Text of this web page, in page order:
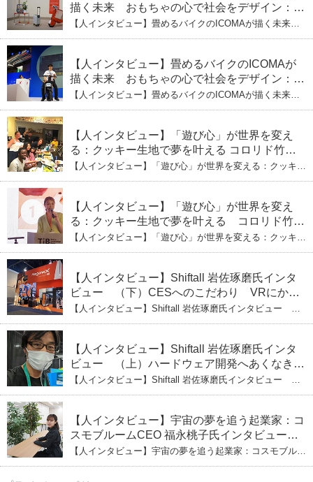
描く未来 おもちゃの心で社会をデザイン：株
式会社ICOMAの代表取締役・生駒崇光
（下）おもちゃで社会を変える、「トイボック
【人インタビュー】畳めるバイクのICOMAが描く未来
イボックス」というデザインメソッド
【人インタビュー】畳めるバイクのICOMAが
描く未来 おもちゃの心で社会をデザイン：株
式会社ICOMAの代表取締役・生駒崇光
（上）「変形」に魅せられたデザイナーの軌
【人インタビュー】畳めるバイクのICOMAが描く未来
ーの軌跡
【人インタビュー】「遊び心」が世界を変え
る：クッキー生地で夢を叶える コロリド竹内
ひとみ（下） 起業は「影響力」のため。愛と
笑いの子育て哲学
【人インタビュー】「遊び心」が世界を変える：クッキー
【人インタビュー】「遊び心」が世界を変え
る：クッキー生地で夢を叶える コロリド竹内
ひとみ（上） クッキー生地に込めた「誰でも
できる」という哲学
【人インタビュー】「遊び心」が世界を変える：クッキー
【人インタビュー】Shiftall 岩佐琢磨氏インタ
ビュー （下）CESへのこだわり VRにかけ
る未来
【人インタビュー】Shiftall 岩佐琢磨氏インタビュー
【人インタビュー】Shiftall 岩佐琢磨氏インタ
ビュー （上）ハードウェア開発へあくなき挑
戦 その起業の経緯とは
【人インタビュー】Shiftall 岩佐琢磨氏インタビュー
【人インタビュー】宇宙の夢を追う起業家：コ
スモブルームCEO 福永桃子氏インタビュー
（下）
【人インタビュー】宇宙の夢を追う起業家：コスモブルー